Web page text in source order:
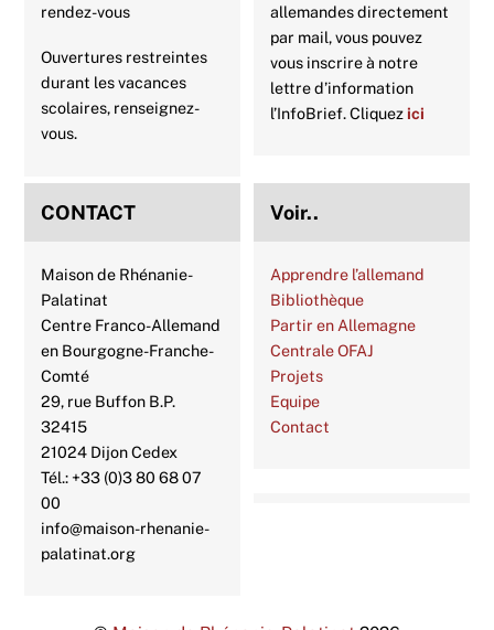
rendez-vous
Ouvertures restreintes
durant les vacances
scolaires, renseignez-
vous.
allemandes directement
par mail, vous pouvez
vous inscrire à notre
lettre d’information
l’InfoBrief. Cliquezici
CONTACT
Maison de Rhénanie-
Palatinat
Centre Franco-Allemand
en Bourgogne-Franche-
Comté
29, rue Buffon B.P.
32415
21024 Dijon Cedex
Tél.: +33 (0)3 80 68 07
00
info@maison-rhenanie-
palatinat.org
Voir..
Apprendre l’allemand
Bibliothèque
Partir en Allemagne
Centrale OFAJ
Projets
Equipe
Contact